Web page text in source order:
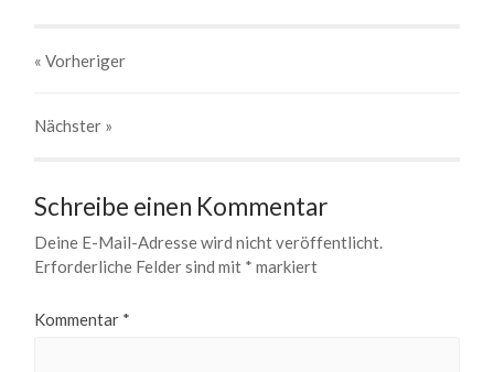
« Vorheriger
Nächster »
Schreibe einen Kommentar
Deine E-Mail-Adresse wird nicht veröffentlicht.
Erforderliche Felder sind mit * markiert
Kommentar *